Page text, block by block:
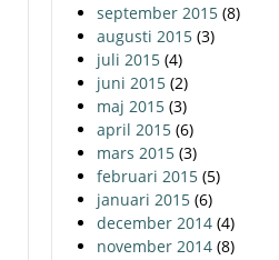
september 2015 (8)
augusti 2015 (3)
juli 2015 (4)
juni 2015 (2)
maj 2015 (3)
april 2015 (6)
mars 2015 (3)
februari 2015 (5)
januari 2015 (6)
december 2014 (4)
november 2014 (8)